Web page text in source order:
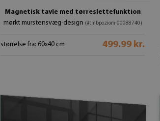
Magnetisk tavle med tørreslettefunktion
mørkt murstensvæg-design (#tmbpoziom-00088740)
størrelse fra: 60x40 cm 499.99 kr.